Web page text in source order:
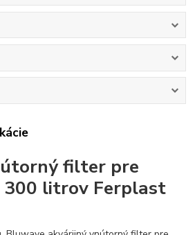
filter pre
300 litrov Ferplast